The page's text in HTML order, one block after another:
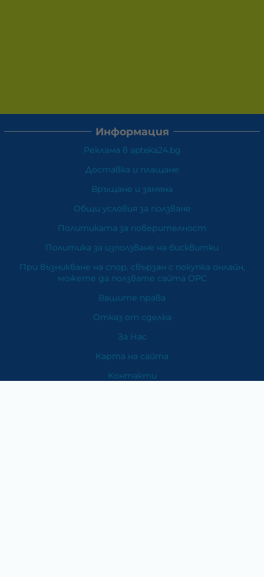
Информация
Реклама в apteka24.bg
Доставка и плащане
Връщане и замяна
Общи условия за ползване
Политиката за поверителност
Политика за използване на бисквитки
При възникване на спор, свързан с покупка онлайн,
можете да ползвате сайта ОРС
Вашите права
Отказ от сделка
За Нас
Карта на сайта
Контакти